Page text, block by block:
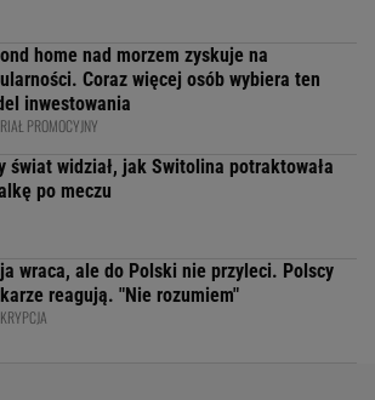
home nad morzem zyskuje na
Coraz więcej osób wybiera ten
inwestowania
PROMOCYJNY
świat widział, jak Switolina potraktowała
po meczu
wraca, ale do Polski nie przyleci. Polscy
reagują. "Nie rozumiem"